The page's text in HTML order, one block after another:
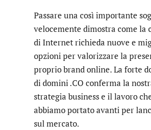
Passare una così importante
velocemente dimostra come la
di Internet richieda nuove e
opzioni per valorizzare la
proprio brand online. La forte
di domini .CO conferma la
strategia business e il lavoro
abbiamo portato avanti per
sul mercato.